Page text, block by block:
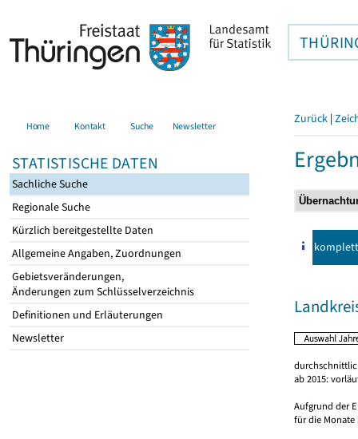
Home Kontakt Suche Newsletter
STATISTISCHE DATEN
Sachliche Suche
Regionale Suche
Kürzlich bereitgestellte Daten
Allgemeine Angaben, Zuordnungen
Gebietsveränderungen,
Änderungen zum Schlüsselverzeichnis
Definitionen und Erläuterungen
Newsletter
Zurück |
komplett
ab 2015:
Aufgrund der
für die Monate